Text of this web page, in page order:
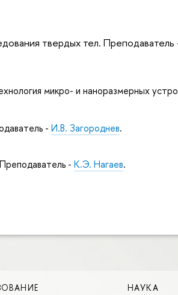
твердых тел. Преподаватель
микро- и наноразмерных
- И.В. Загороднев.
- К.Э. Нагаев.
НАУКА